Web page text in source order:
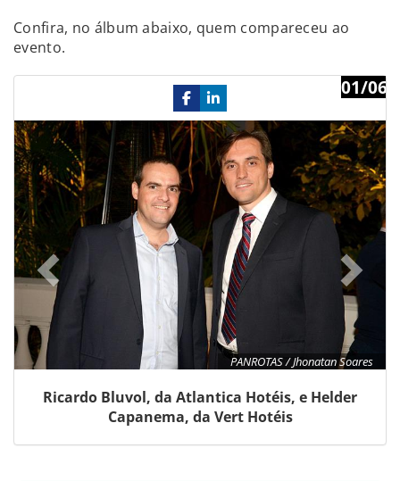
Confira, no álbum abaixo, quem compareceu ao
evento.
PANROTAS / Jhonatan Soares
01/06
Ricardo Bluvol, da Atlantica Hotéis, e Helder
Capanema, da Vert Hotéis
Previous